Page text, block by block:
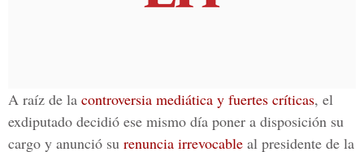
A raíz de la controversia mediática y fuertes críticas, el
exdiputado decidió ese mismo día poner a disposición su
cargo y anunció su renuncia irrevocable al presidente de la